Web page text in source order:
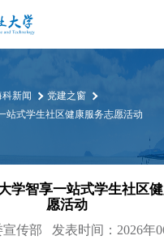
科新闻
党建之窗
站式学生社区健康服务志愿活动
学智享一站式学生社区
愿活动
传部
发表时间：2026年